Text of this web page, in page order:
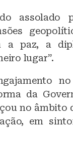
assolado
a paz, a
lugar”.
da
no âmbito
em